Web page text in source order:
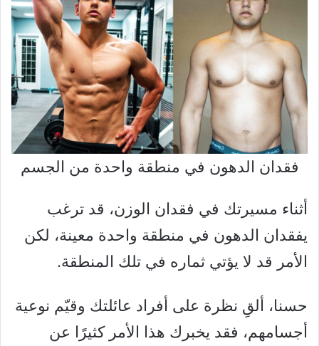
فقدان الدهون في منطقة واحدة من الجسم
أثناء مسيرتك في فقدان الوزن، قد ترغب
يفقدان الدهون في منطقة واحدة معينة، لكن
الأمر قد لا يؤتي ثماره في تلك المنطقة.
حسنا، ألقِ نظرة على أفراد عائلتك وقيّم نوعية
أجسامهم، فقد يخبرك هذا الأمر كثيرًا عن